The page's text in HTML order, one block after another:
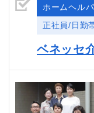
ホームヘル
正社員/日勤
ベネッセ